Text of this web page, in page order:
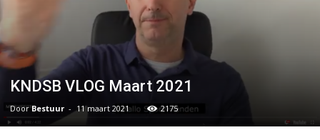
KNDSB VLOG Maart 2021
DoorBestuur - 11 maart 2021 2175